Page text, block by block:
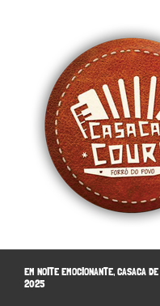
EM NOITE EMOCIONANTE, CASACA
2025